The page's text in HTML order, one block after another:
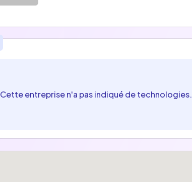
Cette entreprise n'a pas indiqué de technologies.